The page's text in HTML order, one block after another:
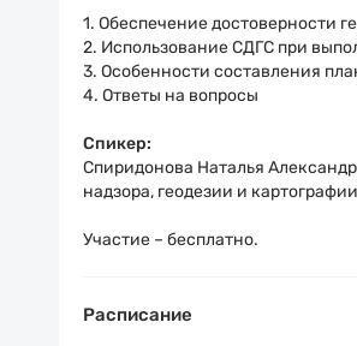
1. Обеспечение достоверности
2. Использование СДГС при
3. Особенности составления
4. Ответы на вопросы
Спикер:
Спиридонова Наталья
надзора, геодезии и
Участие – бесплатно.
Расписание